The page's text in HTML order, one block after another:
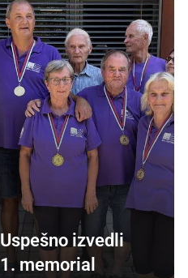
Uspešno izvedli
1. memorial